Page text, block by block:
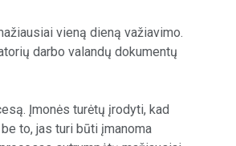
vieną dieną važiavimo.
darbo valandų dokumentų
Įmonės turėtų įrodyti, kad
to, jas turi būti įmanoma